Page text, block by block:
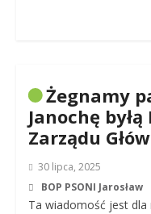
Żegnamy
Janochę byłą
Zarządu
30 lipca, 2025
BOP PSONI Jarosław
Ta wiadomość jest